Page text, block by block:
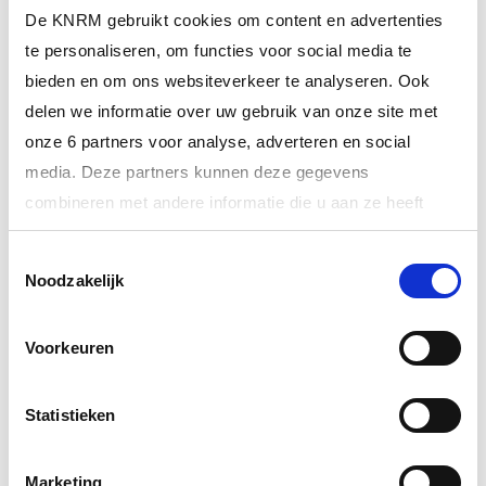
De KNRM gebruikt cookies om content en advertenties
te personaliseren, om functies voor social media te
bieden en om ons websiteverkeer te analyseren. Ook
delen we informatie over uw gebruik van onze site met
onze 6 partners voor analyse, adverteren en social
media. Deze partners kunnen deze gegevens
combineren met andere informatie die u aan ze heeft
verstrekt of die ze hebben verzameld op basis van uw
Via hetcookiestatement
op onze website kunt u uw
privacystatement
vindt u meer informatie over wie we
persoonlijke gegevens verwerken.
Noodzakelijk
Voorkeuren
Statistieken
Marketing
17 juli 2026
Nachtelijke inzet na aanvaring Hollandse Brug
ALTIJD ALS EERSTE OP DE HOOGTE VAN